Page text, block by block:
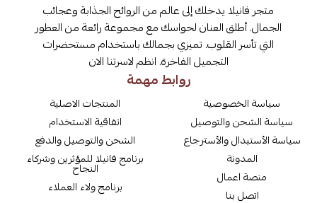
متجر فانيلا يدخلك إلى عالم من الروائح الجذابة وعجائب
الجمال. أطلق العنان لحواسك مع مجموعة رائعة من العطور
التي تأسر القلوب. تميزي بجمالك باستخدام مستحضرات
التجميل الفاخرة. انظم لاسرتنا الان
روابط مهمة
سياسة الخصوصية
سياسة الشحن والتوصيل
سياسة الأستبدال والأسترجاع
المدونة
منصة اعمال
اتصل بنا
المنتجات الاصلية
اتفاقية الاستخدام
الشحن والتوصيل والدفع
برنامج فانيلا للمؤثرين وشركاء
النجاح
برنامج ولاء العملاء